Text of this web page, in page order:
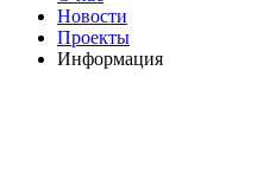
Новости
Проекты
Информация